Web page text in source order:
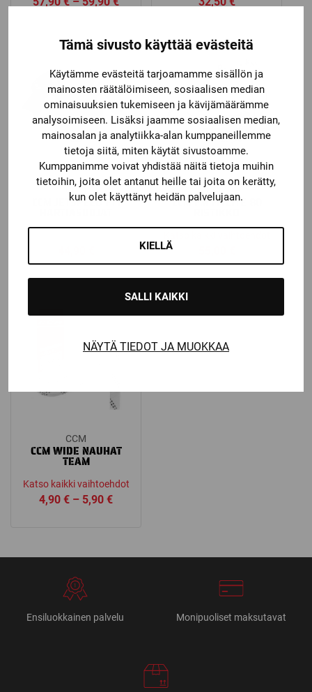
Tämä sivusto käyttää evästeitä
Käytämme evästeitä tarjoamamme sisällön ja
mainosten räätälöimiseen, sosiaalisen median
ominaisuuksien tukemiseen ja kävijämäärämme
analysoimiseen. Lisäksi jaamme sosiaalisen median,
mainosalan ja analytiikka-alan kumppaneillemme
tietoja siitä, miten käytät sivustoamme.
Kumppanimme voivat yhdistää näitä tietoja muihin
tietoihin, joita olet antanut heille tai joita on kerätty,
kun olet käyttänyt heidän palvelujaan.
KIELLÄ
SALLI KAIKKI
NÄYTÄ TIEDOT JA MUOKKAA
through
CCM
CCM JETSPEED FT1
CCM
CCM FM FITLITE 80
CCM
CCM WIDE NAUHAT
TEAM
Katso kaikki vaihtoehdot
4,90€ – 5,90€Price
Ensiluokkainen palvelu Monipuoliset maksutavat